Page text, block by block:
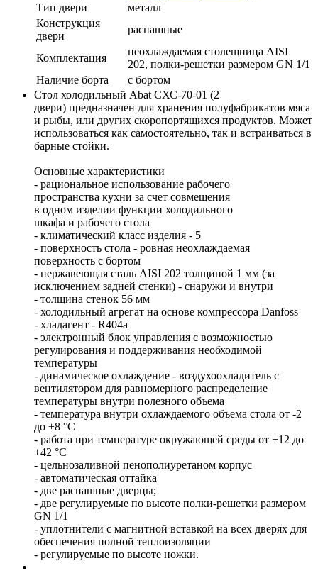
Тип двери
металл
Конструкция
двери
распашные
Комплектация
неохлаждаемая столещница AISI
202, полки-решетки размером GN 1/1
Наличие борта
с бортом
Стол холодильный Abat СХС-70-01 (2
двери) предназначен для хранения полуфабрикатов мяса
и рыбы, или других скоропортящихся продуктов. Может
использоваться как самостоятельно, так и встраиваться в
барные стойки.
Основные характеристики
- рациональное использование рабочего
пространства кухни за счет совмещения
в одном изделии функции холодильного
шкафа и рабочего стола
- климатический класс изделия - 5
- поверхность стола - ровная неохлаждаемая
поверхность с бортом
- нержавеющая сталь AISI 202 толщиной 1 мм (за
исключением задней стенки) - снаружи и внутри
- толщина стенок 56 мм
- холодильный агрегат на основе компрессора Danfoss
- хладагент - R404a
- электронный блок управления с возможностью
регулирования и поддерживания необходимой
температуры
- динамическое охлаждение - воздухоохладитель с
вентилятором для равномерного распределение
температуры внутри полезного объема
- температура внутри охлаждаемого объема стола от -2
до +8 °C
- работа при температуре окружающей среды от +12 до
+42 °C
- цельнозаливной пенополиуретаном корпус
- автоматическая оттайка
- две распашные дверцы;
- две регулируемые по высоте полки-решетки размером
GN 1/1
- уплотнители с магнитной вставкой на всех дверях для
обеспечения полной теплоизоляции
- регулируемые по высоте ножки.